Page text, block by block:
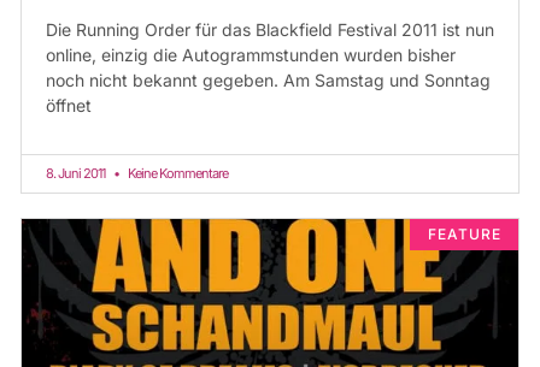
Die Running Order für das Blackfield Festival 2011 ist nun
online, einzig die Autogrammstunden wurden bisher
noch nicht bekannt gegeben. Am Samstag und Sonntag
öffnet
8. Juni 2011 Keine Kommentare
FEATURE